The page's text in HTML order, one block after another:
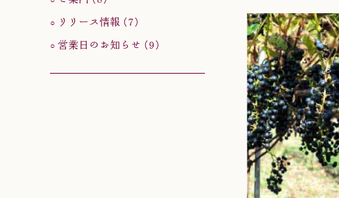
リリース情報 (7)
営業日のお知らせ (9)